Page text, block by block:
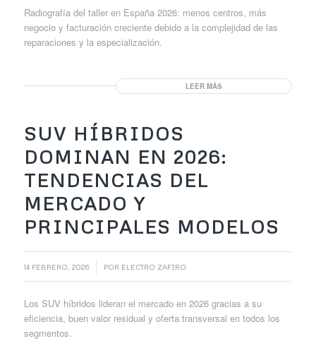
Radiografía del taller en España 2026: menos centros, más
negocio y facturación creciente debido a la complejidad de las
reparaciones y la especialización.
LEER MÁS
SUV HÍBRIDOS
DOMINAN EN 2026:
TENDENCIAS DEL
MERCADO Y
PRINCIPALES MODELOS
14 FEBRERO, 2026 POR ELECTRO ZAFIRO
Los SUV híbridos lideran el mercado en 2026 gracias a su
eficiencia, buen valor residual y oferta transversal en todos los
segmentos.